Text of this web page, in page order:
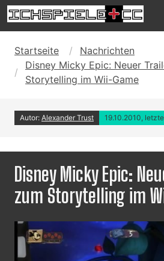
Startseite
Nachrichten
Disney Micky Epic: Neuer
Storytelling im Wii-Game
Autor: Alexander Trust 19.10.2010,
Disney Micky Epic:
zum Storytelling im